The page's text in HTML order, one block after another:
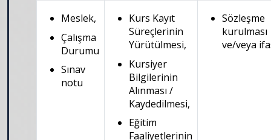
Meslek,
Çalışma
Durumu
Sınav
notu
Kurs Kayıt
Süreçlerinin
Yürütülmesi,
Kursiyer
Bilgilerinin
Alınması /
Kaydedilmesi,
Eğitim
Faaliyetlerinin
Sözleşme
kurulması
ve/veya